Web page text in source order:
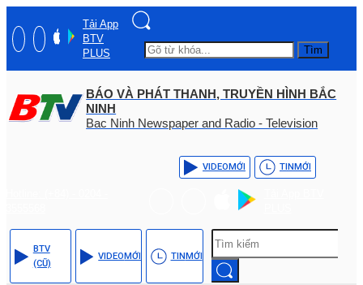
Tải App
BTV
PLUS
Tìm
BÁO VÀ PHÁT THANH, TRUYỀN HÌNH BẮC
NINH
Bac Ninh Newspaper and Radio - Television
VIDEOMỚI TINMỚI
BTV
(CŨ)
VIDEOMỚI TINMỚI